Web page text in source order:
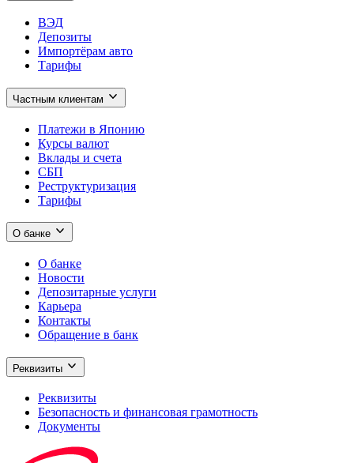
ВЭД
Депозиты
Импортёрам авто
Тарифы
Частным клиентам
Платежи в Японию
Курсы валют
Вклады и счета
СБП
Реструктуризация
Тарифы
О банке
О банке
Новости
Депозитарные услуги
Карьера
Контакты
Обращение в банк
Реквизиты
Реквизиты
Безопасность и финансовая грамотность
Документы